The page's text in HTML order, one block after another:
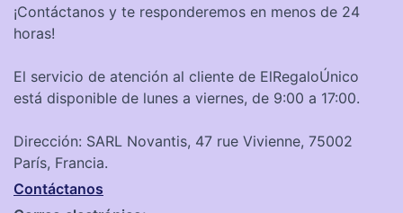
¡Contáctanos y te responderemos en menos de 24
horas!
El servicio de atención al cliente de ElRegaloÚnico
está disponible de lunes a viernes, de 9:00 a 17:00.
Dirección: SARL Novantis, 47 rue Vivienne, 75002
París, Francia.
Contáctanos